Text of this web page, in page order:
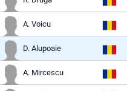
A. Voicu
D. Alupoaie
A. Mircescu